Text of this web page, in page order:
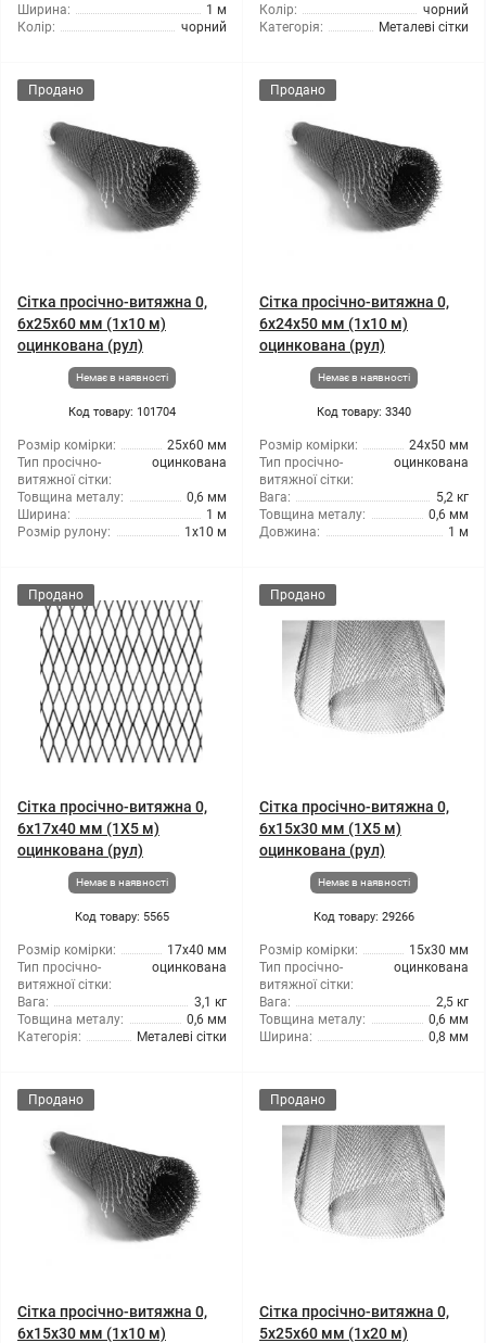
Ширина:
1 м
Колір:
чорний
Колір:
чорний
Категорія:
Металеві сітки
Продано
Сітка просічно-витяжна 0,
6x25x60 мм (1x10 м)
оцинкована (рул)
Немає в наявності
Код товару: 101704
Розмір комірки:
25x60 мм
Тип просічно-
витяжної сітки:
оцинкована
Товщина металу:
0,6 мм
Ширина:
1 м
Розмір рулону:
1x10 м
Продано
Сітка просічно-витяжна 0,
6x24x50 мм (1x10 м)
оцинкована (рул)
Немає в наявності
Код товару: 3340
Розмір комірки:
24x50 мм
Тип просічно-
витяжної сітки:
оцинкована
Вага:
5,2 кг
Товщина металу:
0,6 мм
Довжина:
1 м
Продано
Сітка просічно-витяжна 0,
6x17x40 мм (1X5 м)
оцинкована (рул)
Немає в наявності
Код товару: 5565
Розмір комірки:
17x40 мм
Тип просічно-
витяжної сітки:
оцинкована
Вага:
3,1 кг
Товщина металу:
0,6 мм
Категорія:
Металеві сітки
Продано
Сітка просічно-витяжна 0,
6x15x30 мм (1X5 м)
оцинкована (рул)
Немає в наявності
Код товару: 29266
Розмір комірки:
15x30 мм
Тип просічно-
витяжної сітки:
оцинкована
Вага:
2,5 кг
Товщина металу:
0,6 мм
Ширина:
0,8 мм
Продано
Сітка просічно-витяжна 0,
6x15x30 мм (1x10 м)
Продано
Сітка просічно-витяжна 0,
5x25x60 мм (1x20 м)